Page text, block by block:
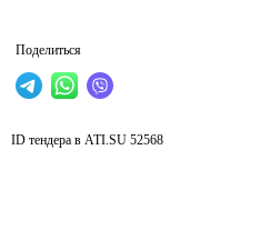
Поделиться
ID тендера в ATI.SU 52568